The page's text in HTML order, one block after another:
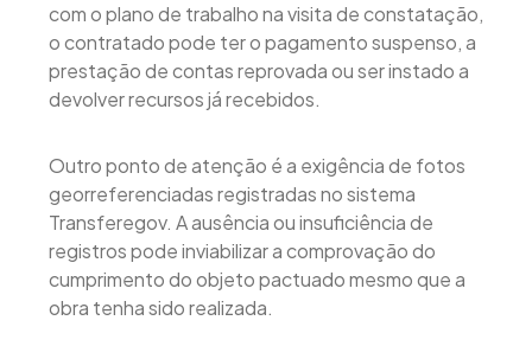
com o plano de trabalho na visita de constatação,
o contratado pode ter o pagamento suspenso, a
prestação de contas reprovada ou ser instado a
devolver recursos já recebidos.
Outro ponto de atenção é a exigência de fotos
georreferenciadas registradas no sistema
Transferegov. A ausência ou insuficiência de
registros pode inviabilizar a comprovação do
cumprimento do objeto pactuado mesmo que a
obra tenha sido realizada.